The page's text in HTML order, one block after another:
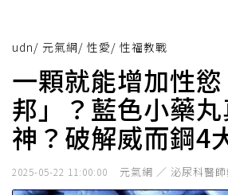
udn/ 元氣網/ 性愛/ 性福教戰
一顆就能增加性
邦」？藍色小藥
神？破解威而鋼4
2025-05-22 11:00:00 元氣網 ／ 泌尿科醫